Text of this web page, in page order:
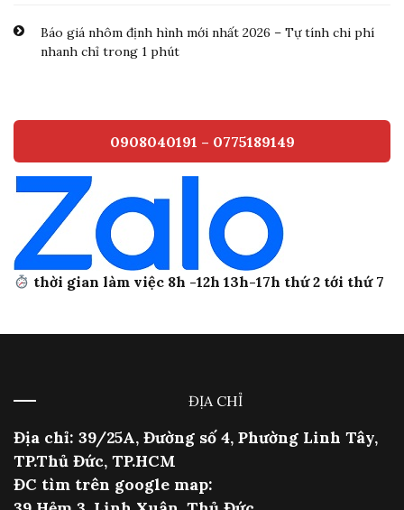
Báo giá nhôm định hình mới nhất 2026 – Tự tính chi phí
nhanh chỉ trong 1 phút
0908040191 – 0775189149
thời gian làm việc 8h -12h 13h-17h thứ 2 tới thứ 7
ĐỊA CHỈ
Địa chỉ: 39/25A, Đường số 4, Phường Linh Tây,
TP.Thủ Đức, TP.HCM
ĐC tìm trên google map: